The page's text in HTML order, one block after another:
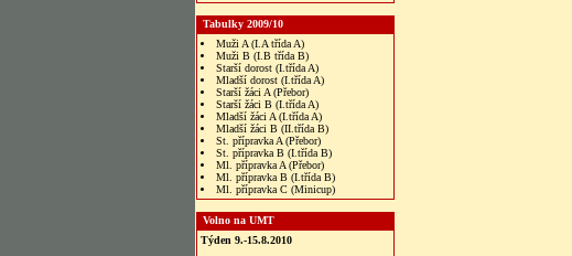
Tabulky 2009/10
Muži A (I.A třída A)
Muži B (I.B třída B)
Starší dorost (I.třída A)
Mladší dorost (I.třída A)
Starší žáci A (Přebor)
Starší žáci B (I.třída A)
Mladší žáci A (I.třída A)
Mladší žáci B (II.třída B)
St. přípravka A (Přebor)
St. přípravka B (I.třída B)
Ml. přípravka A (Přebor)
Ml. přípravka B (I.třída B)
Ml. přípravka C (Minicup)
Volno na UMT
Týden 9.-15.8.2010